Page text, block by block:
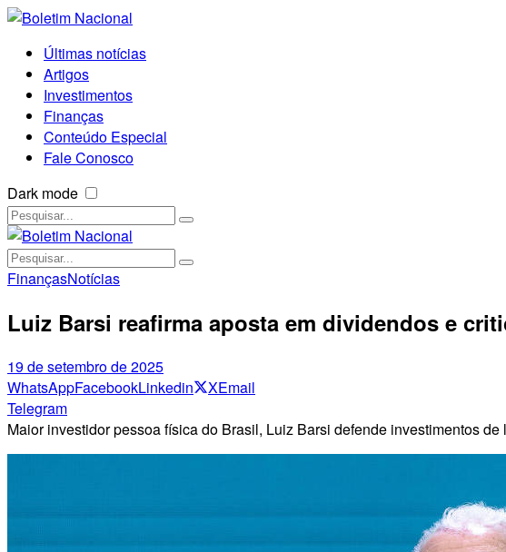
Últimas notícias
Artigos
Investimentos
Finanças
Conteúdo Especial
Fale Conosco
Dark mode
FinançasNotícias
Luiz Barsi reafirma aposta em dividendos e
19 de setembro de 2025
WhatsAppFacebookLinkedin XEmail
Telegram
Maior investidor pessoa física do Brasil, Luiz Barsi defende investimentos